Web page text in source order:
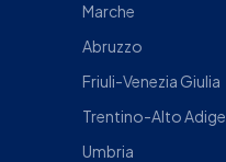
Marche
Abruzzo
Friuli-Venezia Giulia
Trentino-Alto Adige
Umbria